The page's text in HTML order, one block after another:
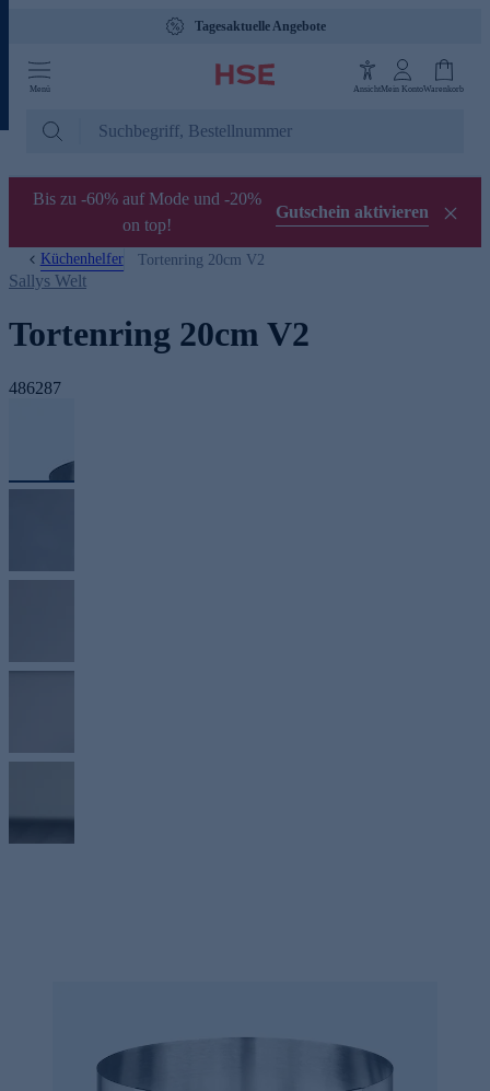
Tagesaktuelle Angebote
Menü AnsichtMein KontoWarenkorb
Bis zu -60% auf Mode und -20%
on top!
Gutschein aktivieren
Küchenhelfer Tortenring 20cm V2
Sallys Welt
Tortenring 20cm V2
486287